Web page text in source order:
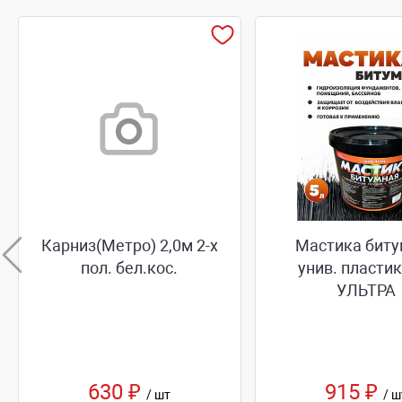
Карниз(Метро) 2,0м 2-х
пол. бел.кос.
630 ₽/ шт
Мастика
унив.
УЛЬТРА
915 ₽/